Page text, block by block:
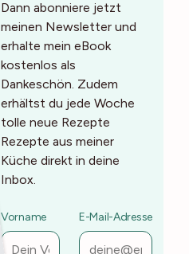
Dann abonniere jetzt
meinen Newsletter und
erhalte mein eBook
kostenlos als
Dankeschön. Zudem
erhältst du jede Woche
tolle neue Rezepte
Rezepte aus meiner
Küche direkt in deine
Inbox.
Vorname E-Mail-Adresse